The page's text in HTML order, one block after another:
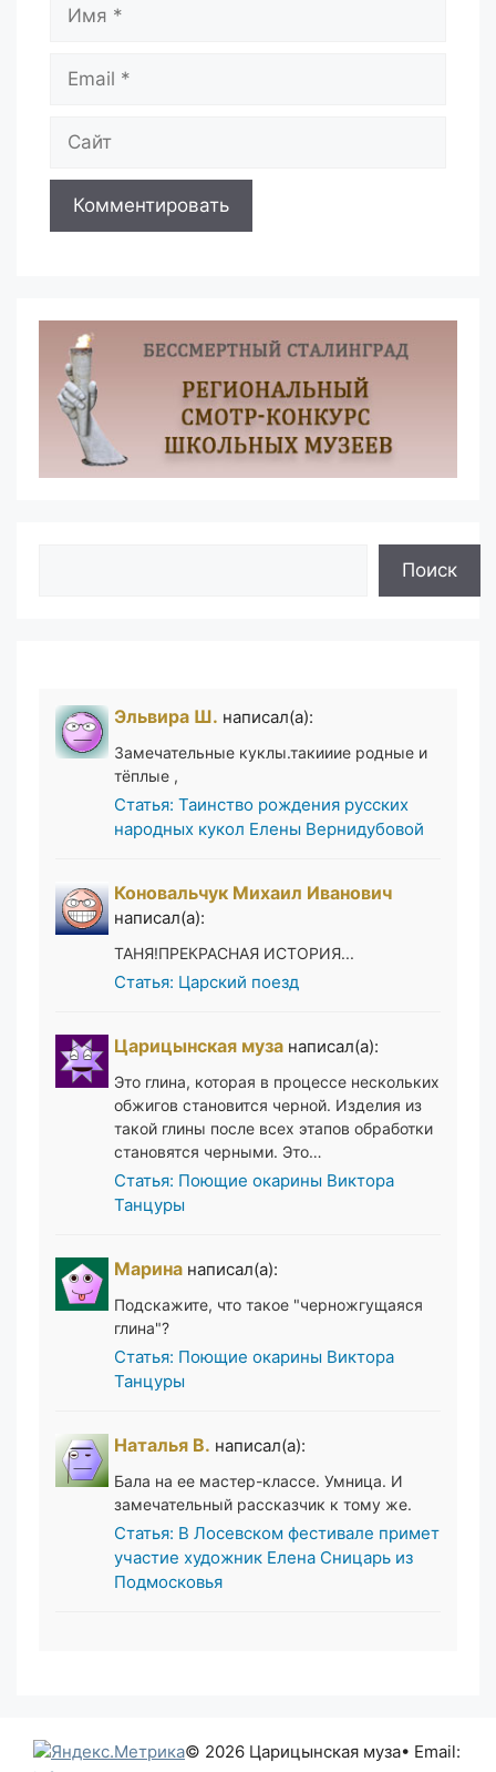
Поиск
Эльвира Ш. написал(а):
Замечательные куклы.такииие родные и
тёплые ,
Статья: Таинство рождения русских
народных кукол Елены Вернидубовой
Коновальчук Михаил Иванович
написал(а):
ТАНЯ!ПРЕКРАСНАЯ ИСТОРИЯ...
Статья: Царский поезд
Царицынская муза написал(а):
Это глина, которая в процессе нескольких
обжигов становится черной. Изделия из
такой глины после всех этапов обработки
становятся черными. Это…
Статья: Поющие окарины Виктора
Танцуры
Марина написал(а):
Подскажите, что такое "черножгущаяся
глина"?
Статья: Поющие окарины Виктора
Танцуры
Наталья В. написал(а):
Бала на ее мастер-классе. Умница. И
замечательный рассказчик к тому же.
Статья: В Лосевском фестивале примет
участие художник Елена Сницарь из
Подмосковья
© 2026 Царицынская муза• Email: